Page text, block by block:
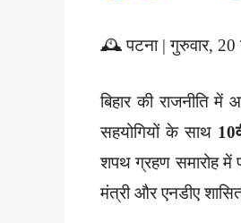
🕰️ पटना | गुरुवार, 20
बिहार की राजनीति
सहयोगियों के साथ
शपथ ग्रहण समारोह में
मंत्री और एनडीए